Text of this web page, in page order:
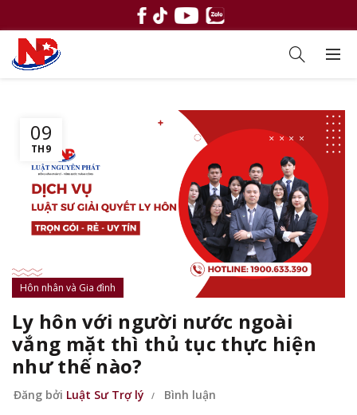
09
TH9
Hôn nhân và Gia đình
Ly hôn với người nước ngoài
vắng mặt thì thủ tục thực hiện
như thế nào?
Đăng bởi Luật Sư Trợ lý Bình luận